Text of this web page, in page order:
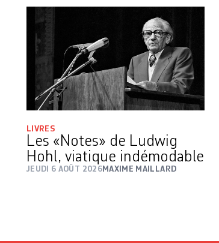
LIVRES
Les «Notes» de Ludwig
Hohl, viatique indémodable
JEUDI 6 AOÛT 2026MAXIME MAILLARD